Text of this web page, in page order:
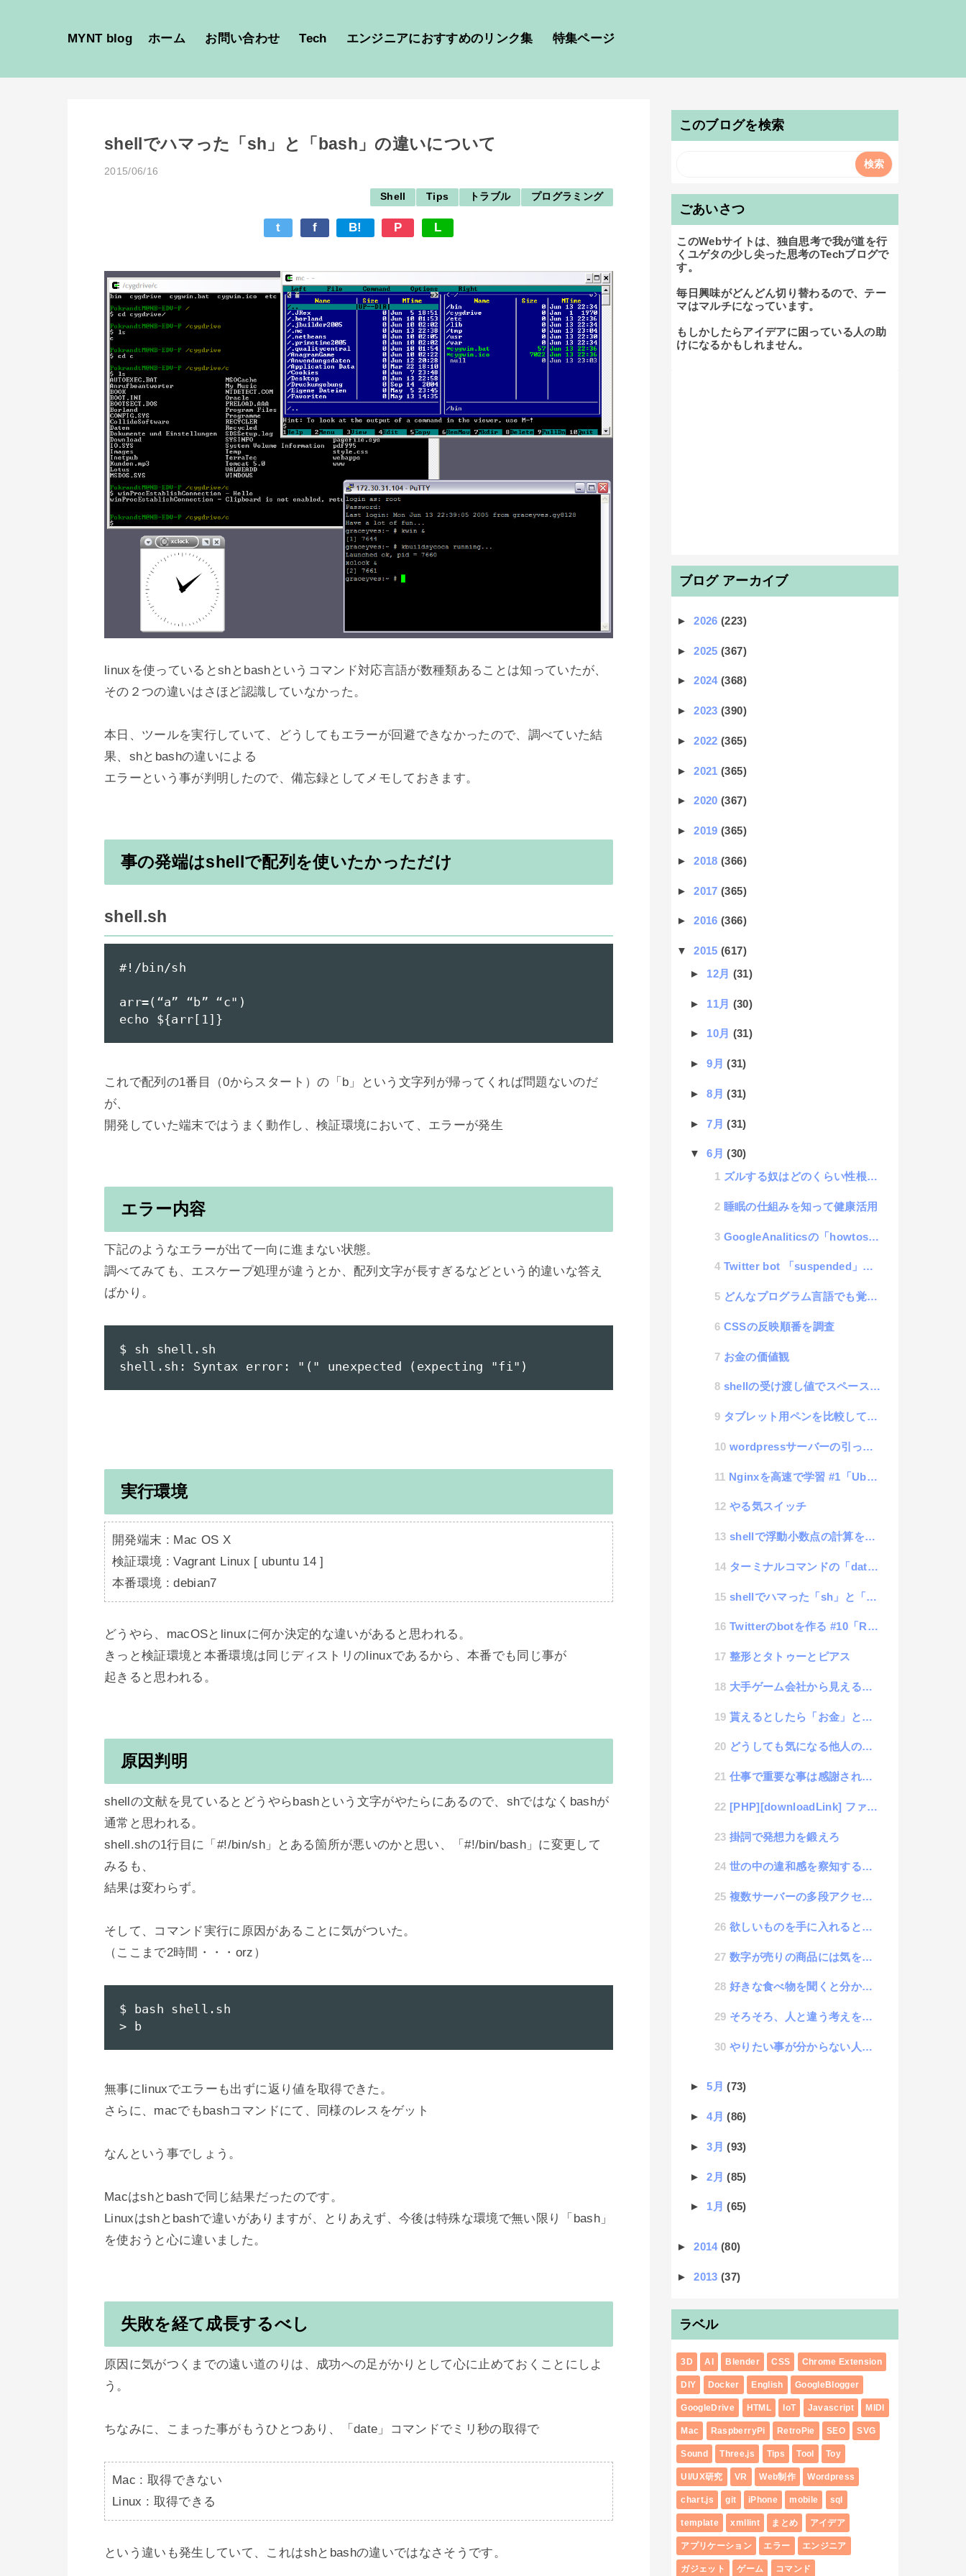
MYNT blog ホーム お問い合わせ Tech エンジニアにおすすめのリンク集 特集ページ
shellでハマった「sh」と「bash」の違いについて
2015/06/16
Shell Tips トラブル プログラミング
t f B! P L
linuxを使っているとshとbashというコマンド対応言語が数種類あることは知っていたが、
その２つの違いはさほど認識していなかった。
本日、ツールを実行していて、どうしてもエラーが回避できなかったので、調べていた結
果、shとbashの違いによる
事の発端はshellで配列を使いたかっただけ
shell.sh
#!/bin/sh
arr=(“a” “b” “c")
echo ${arr[1]}
これで配列の1番目（0からスタート）の「b」という文字列が帰ってくれば問題ないのだ
が、
開発していた端末ではうまく動作し、検証環境において、エラーが発生
エラー内容
下記のようなエラーが出て一向に進まない状態。
調べてみても、エスケープ処理が違うとか、配列文字が長すぎるなどという的違いな答え
ばかり。
$ sh shell.sh
shell.sh: Syntax error: "(" unexpected (expecting "fi")
実行環境
開発端末 : Mac OS X
検証環境 : Vagrant Linux [ ubuntu 14 ]
本番環境 : debian7
どうやら、macOSとlinuxに何か決定的な違いがあると思われる。
きっと検証環境と本番環境は同じディストリのlinuxであるから、本番でも同じ事が
起きると思われる。
原因判明
shellの文献を見ているとどうやらbashという文字がやたらにあるので、shではなくbashが
通常と思われる。
shell.shの1行目に「#!/bin/sh」とある箇所が悪いのかと思い、「#!/bin/bash」に変更して
みるも、
結果は変わらず。
そして、コマンド実行に原因があることに気がついた。
（ここまで2時間・・・orz）
$ bash shell.sh
> b
無事にlinuxでエラーも出ずに返り値を取得できた。
さらに、macでもbashコマンドにて、同様のレスをゲット
なんという事でしょう。
Macはshとbashで同じ結果だったのです。
Linuxはshとbashで違いがありますが、とりあえず、今後は特殊な環境で無い限り「bash」
を使おうと心に違いました。
失敗を経て成長するべし
原因に気がつくまでの遠い道のりは、成功への足がかりとして心に止めておくことにしよ
う。
ちなみに、こまった事がもうひとつあり、「date」コマンドでミリ秒の取得で
Mac : 取得できない
Linux : 取得できる
という違いも発生していて、これはshとbashの違いではなさそうです。
このブログを検索
ごあいさつ
このWebサイトは、独自思考で我が道を行
くユゲタの少し尖った思考のTechブログで
す。
毎日興味がどんどん切り替わるので、テー
マはマルチになっています。
もしかしたらアイデアに困っている人の助
けになるかもしれません。
ブログ アーカイブ
►2026(223)
►2025(367)
►2024(368)
►2023(390)
►2022(365)
►2021(365)
►2020(367)
►2019(365)
►2018(366)
►2017(365)
►2016(366)
▼2015(617)
► 12月 (31)
► 11月 (30)
► 10月 (31)
►9月(31)
►8月(31)
►7月(31)
▼6月(30)
ズルする奴はどのくらい性根が腐っているのか
睡眠の仕組みを知って健康活用
GoogleAnaliticsの「howtostopreferralspam.eu」リファラについて...
Twitter bot 「suspended」の時の対処方法
どんなプログラム言語でも覚える時にの共通習得仕様：15項目
CSSの反映順番を調査
お金の価値観
shellの受け渡し値でスペースを含めたい時の対応
タブレット用ペンを比較してみた
wordpressサーバーの引っ越し
Nginxを高速で学習 #1「UbuntuにNginxとPHPを高速インストール」
やる気スイッチ
shellで浮動小数点の計算をする方法
ターミナルコマンドの「date」でミリ秒を表示するまでの道のり
shellでハマった「sh」と「bash」の違いについて
Twitterのbotを作る #10「Rate Limit exceededエラー」
整形とタトゥーとピアス
大手ゲーム会社から見えるゲーム開発事情
貰えるとしたら「お金」と「時間」どちらが良いですか？
どうしても気になる他人の甘え
仕事で重要な事は感謝される事
[PHP][downloadLink] ファイルダウンロードツール
掛詞で発想力を鍛えろ
世の中の違和感を察知する能力を養う必要性
複数サーバーの多段アクセスとそれに必要な設定でセキュリティを考える
欲しいものを手に入れると、脳の活動は停止する
数字が売りの商品には気をつけろ
好きな食べ物を聞くと分かるその人の特徴
そろそろ、人と違う考えを持ってみませんか？
やりたい事が分からない人が考えるべき事
►5月(73)
►4月(86)
►3月(93)
►2月(85)
► 1月(65)
►2014(80)
►2013(37)
ラベル
3D AI Blender CSS Chrome Extension
DIY Docker English GoogleBlogger
GoogleDrive HTML IoT Javascript MIDI
Mac RaspberryPi RetroPie SEO SVG
Sound Three.js Tips Tool Toy
UI/UX研究 VR Web制作 Wordpress
chart.js git iPhone mobile sql
template xmllint まとめ アイデア
アプリケーション エラー エンジニア
ガジェット ゲーム コマンド